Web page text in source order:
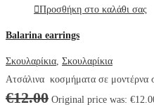
Προσθήκη στο καλάθι σας
Balarina earrings
Σκουλαρίκια Σκουλαρίκια
Ατσάλινα κοσμήματα σε μοντέρνα
€12.00 Original price was: